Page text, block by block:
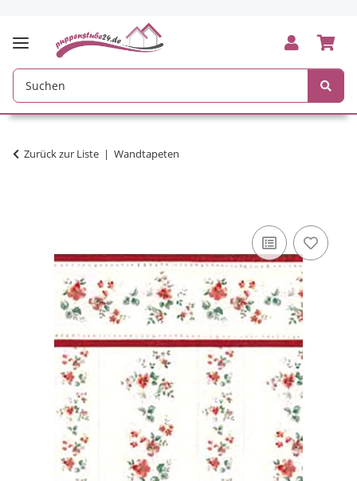
Zurück zur Liste Wandtapeten